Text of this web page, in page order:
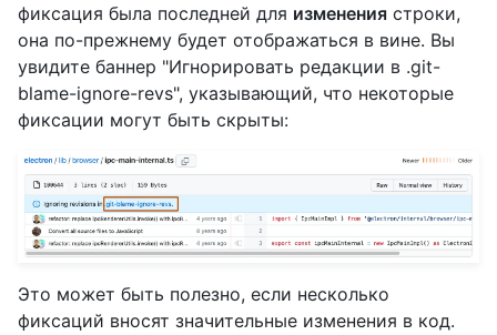
фиксация была последней для изменения строки,
она по-прежнему будет отображаться в вине. Вы
увидите баннер "Игнорировать редакции в .git-
blame-ignore-revs", указывающий, что некоторые
фиксации могут быть скрыты:
Это может быть полезно, если несколько
фиксаций вносят значительные изменения в код.